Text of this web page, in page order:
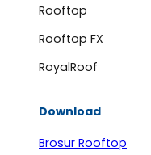
Rooftop
Rooftop FX
RoyalRoof
Download
Brosur Rooftop